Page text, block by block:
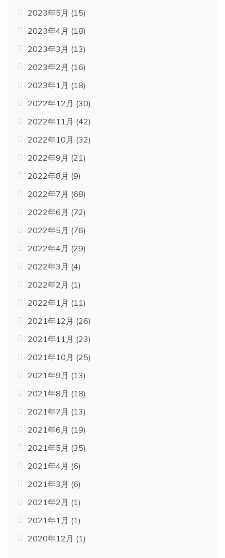
2023年5月 (15)
2023年4月 (18)
2023年3月 (13)
2023年2月 (16)
2023年1月 (18)
2022年12月 (30)
2022年11月 (42)
2022年10月 (32)
2022年9月 (21)
2022年8月 (9)
2022年7月 (68)
2022年6月 (72)
2022年5月 (76)
2022年4月 (29)
2022年3月 (4)
2022年2月 (1)
2022年1月 (11)
2021年12月 (26)
2021年11月 (23)
2021年10月 (25)
2021年9月 (13)
2021年8月 (18)
2021年7月 (13)
2021年6月 (19)
2021年5月 (35)
2021年4月 (6)
2021年3月 (6)
2021年2月 (1)
2021年1月 (1)
2020年12月 (1)